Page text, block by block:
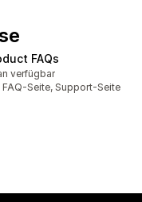
FAQs
verfügbar
Seite, Support-Seite